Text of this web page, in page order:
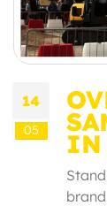
14
05 IN